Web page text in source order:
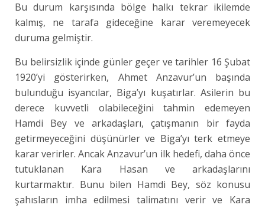
Bu durum karşısında bölge halkı tekrar ikilemde
kalmış, ne tarafa gideceğine karar veremeyecek
duruma gelmiştir.
Bu belirsizlik içinde günler geçer ve tarihler 16 Şubat
1920’yi gösterirken, Ahmet Anzavur’un başında
bulunduğu isyancılar, Biga’yı kuşatırlar. Asilerin bu
derece kuvvetli olabileceğini tahmin edemeyen
Hamdi Bey ve arkadaşları, çatışmanın bir fayda
getirmeyeceğini düşünürler ve Biga’yı terk etmeye
karar verirler. Ancak Anzavur’un ilk hedefi, daha önce
tutuklanan Kara Hasan ve arkadaşlarını
kurtarmaktır. Bunu bilen Hamdi Bey, söz konusu
şahısların imha edilmesi talimatını verir ve Kara